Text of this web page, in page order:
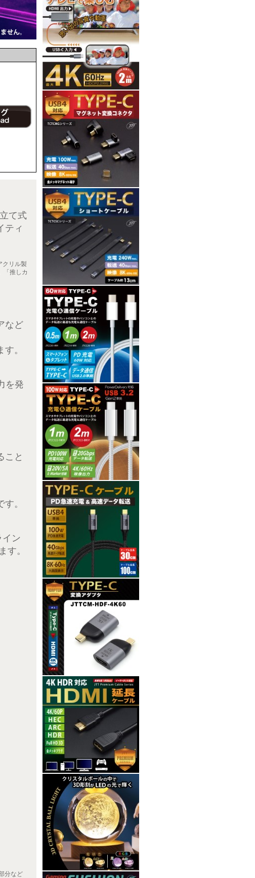
て式
ティ
クリル製
「推しカ
など
。
を発
こと
。
イン
す。
分など